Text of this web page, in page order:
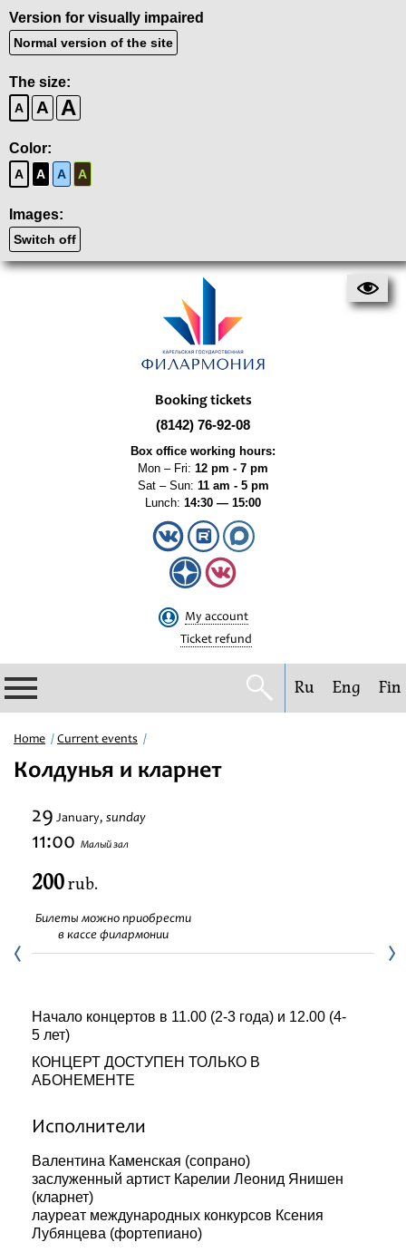
Version for visually impaired
Normal version of the site
The size:
A A A
Color:
A A A A
Images:
Switch off
Booking tickets
(8142) 76-92-08
Box office working hours:
Mon – Fri: 12 pm - 7 pm
Sat – Sun: 11 am - 5 pm
Lunch: 14:30 — 15:00
My account
Ticket refund
Philharmonic
Current events
Festivals
Ru Eng Fin
Home Current events
Колдунья и кларнет
29 January, sunday
11:00 Малый зал
200rub.
Билеты можно приобрести
в кассе филармонии
Начало концертов в 11.00 (2-3 года) и 12.00 (4-
5 лет)
КОНЦЕРТ ДОСТУПЕН ТОЛЬКО В
АБОНЕМЕНТЕ
Исполнители
Валентина Каменская (сопрано)
заслуженный артист Карелии Леонид Янишен
(кларнет)
лауреат международных конкурсов Ксения
Лубянцева (фортепиано)